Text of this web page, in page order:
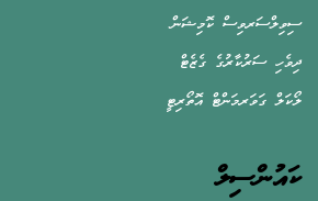
ސިވިލްސަރވިސް ކޮމިޝަން
ދިވެހި ސަރުކާރުގެ ގެޒެޓް
ލޯކަލް ގަވަރމަންޓް އޮތޯރިޓީ
ކައުންސިލް